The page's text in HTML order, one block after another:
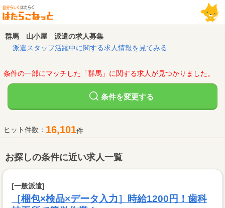
群馬 山小屋 派遣の求人募集
派遣スタッフ活躍中に関する求人情報を見てみる
条件の一部にマッチした「群馬」に関する求人が見つかりました。
条件を変更する
ヒット件数： 16,101件
お探しの条件に近い求人一覧
[一般派遣]
［梱包×検品×データ入力］時給1200円！歯科